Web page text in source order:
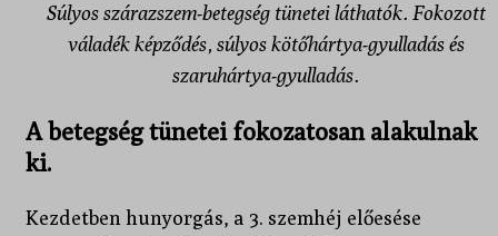
Súlyos szárazszem-betegség tünetei láthatók. Fokozott
váladék képződés, súlyos kötőhártya-gyulladás és
szaruhártya-gyulladás.
A betegség tünetei fokozatosan alakulnak
ki.
Kezdetben hunyorgás, a 3. szemhéj előesése